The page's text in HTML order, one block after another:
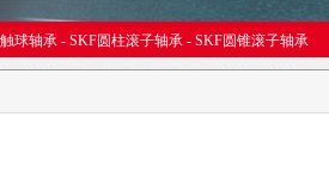
球轴承 - SKF圆柱滚子轴承 - SKF圆锥滚子轴承